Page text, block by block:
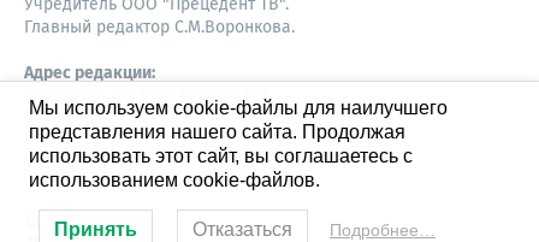
Учредитель ООО "Прецедент ТВ".
Главный редактор С.М.Воронкова.
Адрес редакции:
630087,
Новосибирск
8-960-779-12-96,
S.Voronkova@precedent.tv
Мы используем cookie-файлы для наилучшего
представления нашего сайта. Продолжая
использовать этот сайт, вы соглашаетесь с
использованием cookie-файлов.
Принять Отказаться Подробнее…